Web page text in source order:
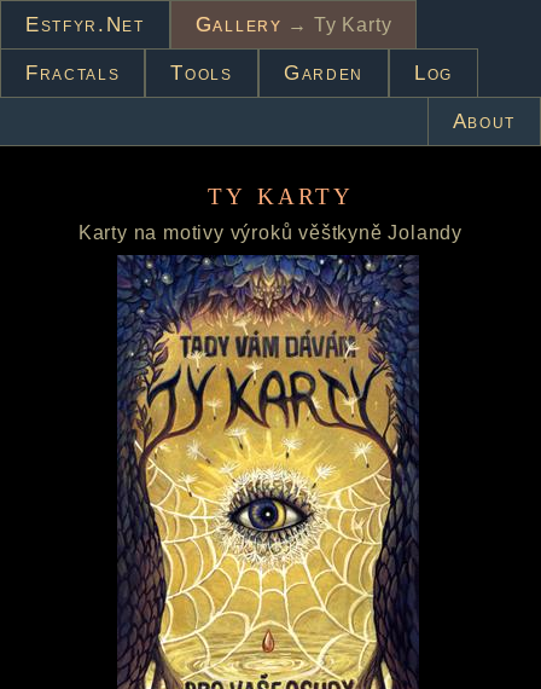
Estfyr.net Gallery → Ty Karty
Fractals Tools Garden Log
About
ty karty
Karty na motivy výroků věštkyně Jolandy